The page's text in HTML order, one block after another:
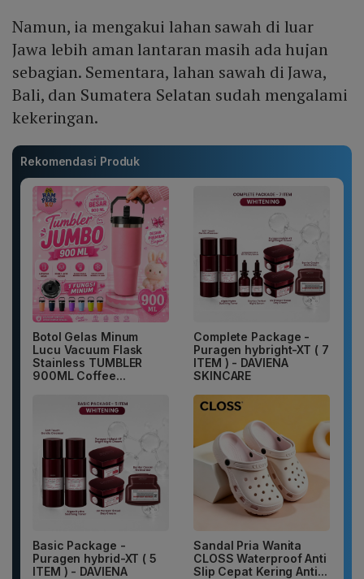
Namun, ia mengakui lahan sawah di luar
Jawa lebih aman lantaran masih ada hujan
sebagian. Sementara, lahan sawah di Jawa,
Bali, dan Sumatera Selatan sudah mengalami
kekeringan.
Rekomendasi Produk
Botol Gelas Minum
Lucu Vacuum Flask
Stainless TUMBLER
900ML Coffee...
Complete Package -
Puragen hybright-XT ( 7
ITEM ) - DAVIENA
SKINCARE
Basic Package -
Puragen hybrid-XT ( 5
ITEM ) - DAVIENA
Sandal Pria Wanita
CLOSS Waterproof Anti
Slip Cepat Kering Anti...